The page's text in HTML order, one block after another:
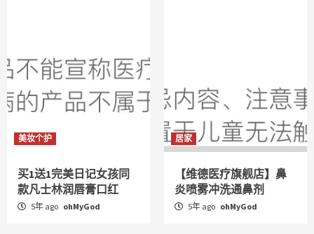
美妆个护
买1送1完美日记女孩同
款凡士林润唇膏口红
5年 ago ohMyGod
居家
【维德医疗旗舰店】鼻
炎喷雾冲洗通鼻剂
5年 ago ohMyGod